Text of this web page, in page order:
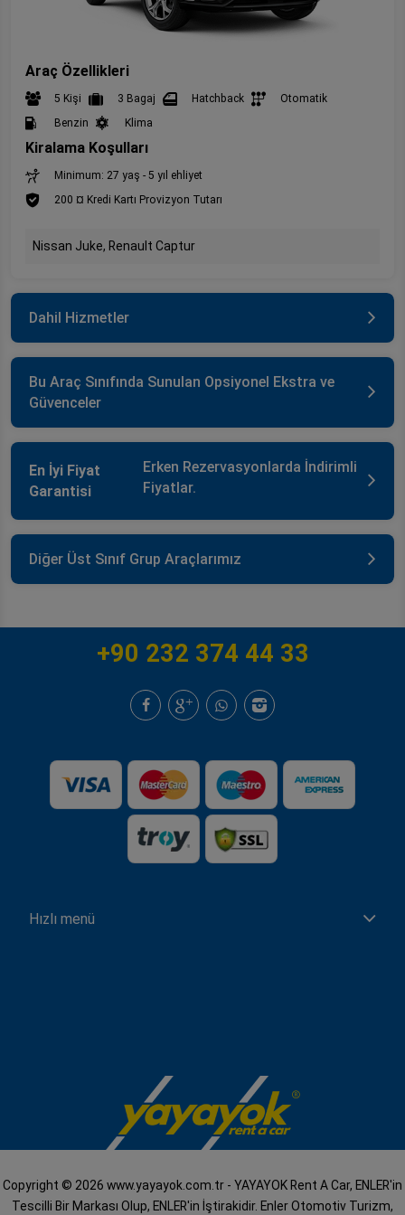
Araç Özellikleri
5 Kişi 3 Bagaj Hatchback
Otomatik
Benzin
Klima
Kiralama Koşulları
Minimum: 27 yaş - 5 yıl ehliyet
200 ¤ Kredi Kartı Provizyon Tutarı
Nissan Juke, Renault Captur
Dahil Hizmetler
Bu Araç Sınıfında Sunulan Opsiyonel Ekstra ve
Güvenceler
En İyi Fiyat
Garantisi
Erken Rezervasyonlarda İndirimli
Fiyatlar.
Diğer Üst Sınıf Grup Araçlarımız
+90 232 374 44 33
Hızlı menü
Copyright © 2026 www.yayayok.com.tr - YAYAYOK Rent A Car, ENLER'in
Tescilli Bir Markası Olup, ENLER'in İştirakidir. Enler Otomotiv Turizm,